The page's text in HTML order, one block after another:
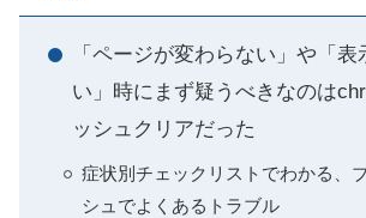
「ページが変わらない」や「表
い」時にまず疑うべきなのは
ッシュクリアだった
症状別チェックリストでわかる、
シュでよくあるトラブル